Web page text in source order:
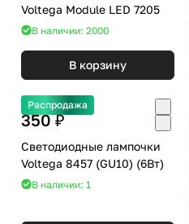
Voltega Module LED 7205
В наличии: 2000
В корзину
Распродажа
350 ₽
Светодиодные лампочки
Voltega 8457 (GU10) (6Вт)
В наличии: 1